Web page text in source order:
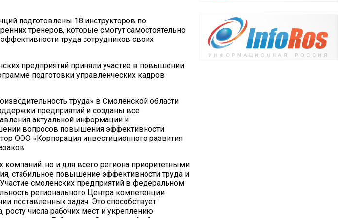
подготовлены 18 инструкторов по
тренеров, которые смогут самостоятельно
труда сотрудников своих
предприятий приняли участие в повышении
подготовки управленческих кадров
труда» в Смоленской области
предприятий и созданы все
актуальной информации и
вопросов повышения эффективности
ООО «Корпорация инвестиционного развития
компаний, но и для всего региона приоритетными
стабильное повышение эффективности труда и
смоленских предприятий в федеральном
регионального Центра компетенции
поставленных задач. Это способствует
числа рабочих мест и укреплению